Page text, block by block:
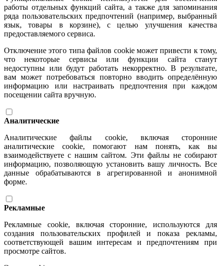
работы отдельных функций сайта, а также для запоминания
ряда пользовательских предпочтений (например, выбранный
язык, товары в корзине), с целью улучшения качества
предоставляемого сервиса.
Отключение этого типа файлов cookie может привести к тому,
что некоторые сервисы или функции сайта станут
недоступны или будут работать некорректно. В результате,
вам может потребоваться повторно вводить определённую
информацию или настраивать предпочтения при каждом
посещении сайта вручную.
Аналитические
Аналитические файлы cookie, включая сторонние
аналитические cookie, помогают нам понять, как вы
взаимодействуете с нашим сайтом. Эти файлы не собирают
информацию, позволяющую установить вашу личность. Все
данные обрабатываются в агрегированной и анонимной
форме.
Рекламные
Рекламные cookie, включая сторонние, используются для
создания пользовательских профилей и показа рекламы,
соответствующей вашим интересам и предпочтениям при
просмотре сайтов.